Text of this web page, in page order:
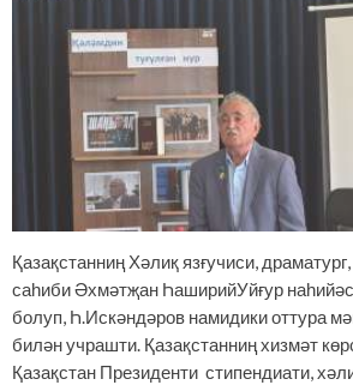
Қазақстанниң Хәлиқ язғучиси,
саһиби Әхмәтҗан ҺаширийУйғур
болуп, Һ.Искәндәров намидики оттура
билән учрашти. Қазақстанниң хизмәт
Қазақстан Президенти стипендиати,